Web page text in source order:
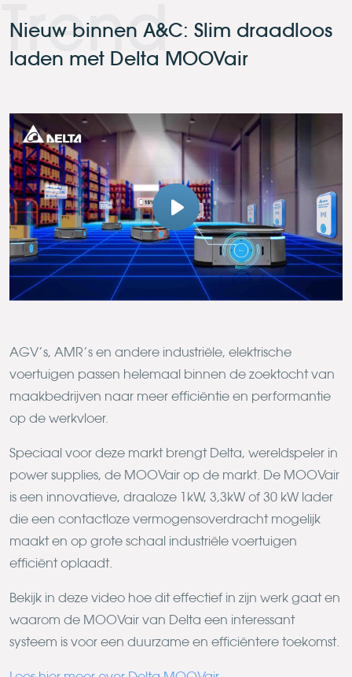
Nieuw binnen A&C: Slim draadloos
laden met Delta MOOVair
Trend
AGV’s, AMR’s en andere industriële, elektrische
voertuigen passen helemaal binnen de zoektocht van
maakbedrijven naar meer efficiëntie en performantie
op de werkvloer.
Speciaal voor deze markt brengt Delta, wereldspeler in
power supplies, de MOOVair op de markt. De MOOVair
is een innovatieve, draaloze 1kW, 3,3kW of 30 kW lader
die een contactloze vermogensoverdracht mogelijk
maakt en op grote schaal industriële voertuigen
efficiënt oplaadt.
Bekijk in deze video hoe dit effectief in zijn werk gaat en
waarom de MOOVair van Delta een interessant
systeem is voor een duurzame en efficiëntere toekomst.